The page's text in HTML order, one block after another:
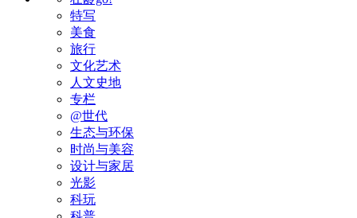
特写
美食
旅行
文化艺术
人文史地
专栏
@世代
生态与环保
时尚与美容
设计与家居
光影
科玩